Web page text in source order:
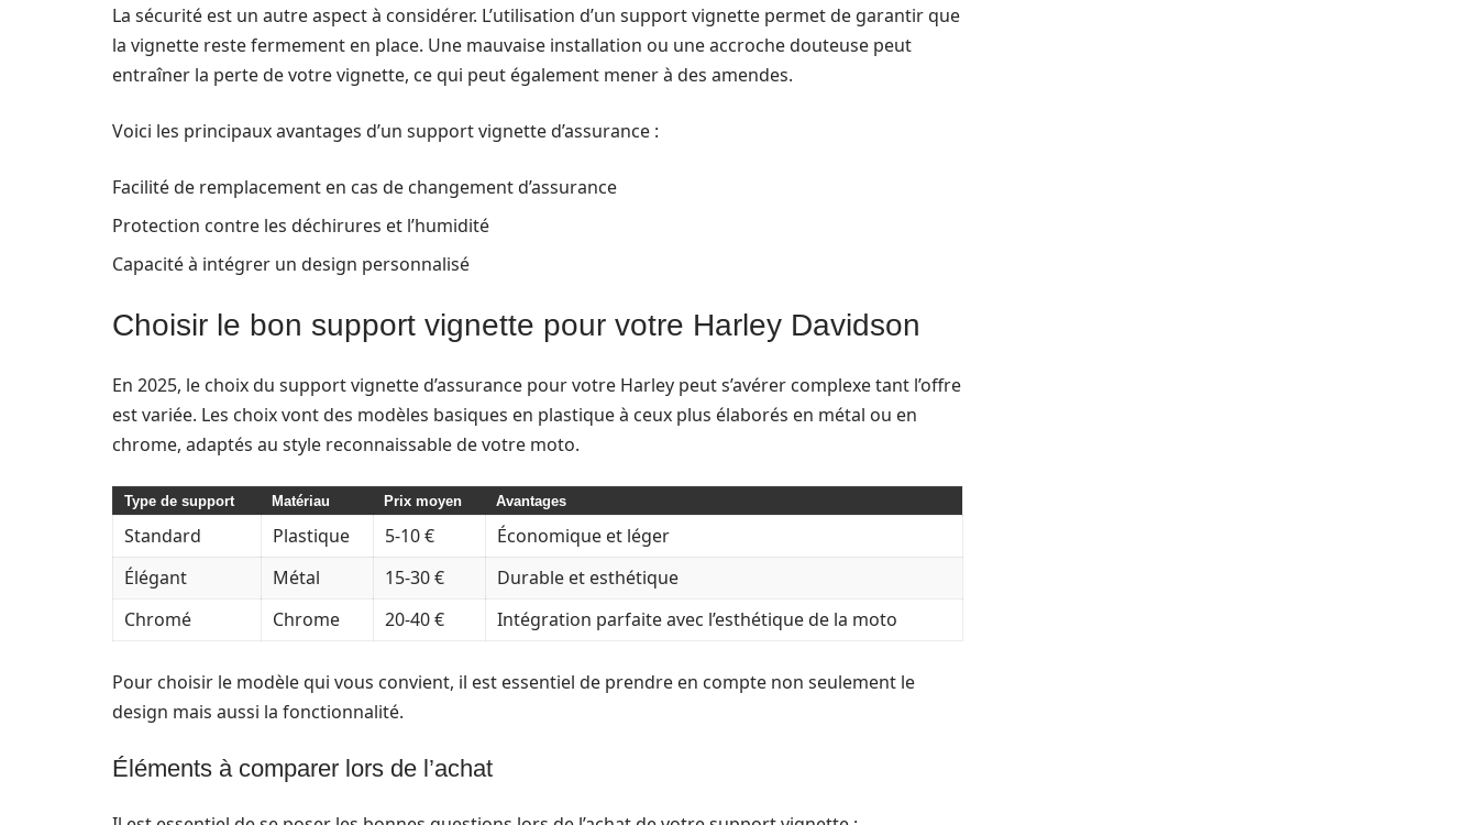
La sécurité est un autre aspect à considérer. L’utilisation d’un support vignette permet de garantir que
la vignette reste fermement en place. Une mauvaise installation ou une accroche douteuse peut
entraîner la perte de votre vignette, ce qui peut également mener à des amendes.
Voici les principaux avantages d’un support vignette d’assurance :
Facilité de remplacement en cas de changement d’assurance
Protection contre les déchirures et l’humidité
Capacité à intégrer un design personnalisé
Choisir le bon support vignette pour votre Harley Davidson
En 2025, le choix du support vignette d’assurance pour votre Harley peut s’avérer complexe tant l’offre
est variée. Les choix vont des modèles basiques en plastique à ceux plus élaborés en métal ou en
chrome, adaptés au style reconnaissable de votre moto.
Type de support Matériau Prix moyen Avantages
Standard Plastique 5-10 €
Économique et léger
Élégant
Métal 15-30 €
Durable et esthétique
Chromé
Chrome 20-40 € Intégration parfaite avec l’esthétique de la moto
Pour choisir le modèle qui vous convient, il est essentiel de prendre en compte non seulement le
design mais aussi la fonctionnalité.
Éléments à comparer lors de l’achat